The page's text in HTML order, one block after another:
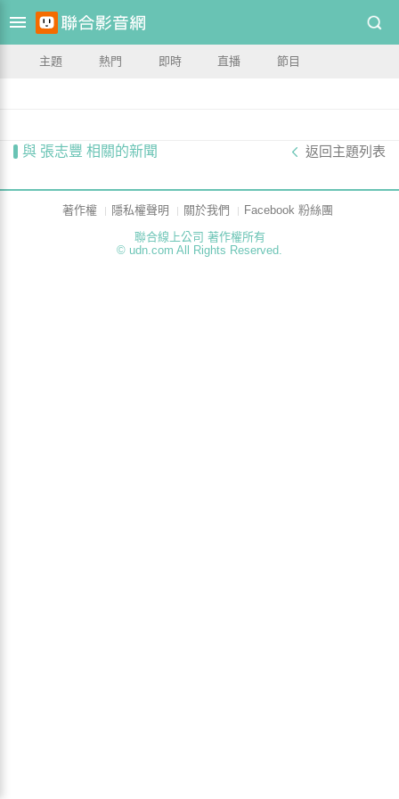
主題 熱門 即時 直播 節目
與 張志豐 相關的新聞 返回主題列表
著作權 隱私權聲明 關於我們
Facebook 粉絲團
聯合線上公司 著作權所有
© udn.com All Rights Reserved.